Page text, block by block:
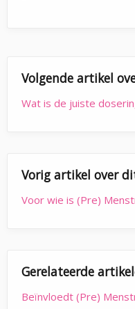
Volgende artikel
Wat is de juiste
Vorig artikel over
Voor wie is (Pre)
Gerelateerde
Beïnvloedt (Pre)